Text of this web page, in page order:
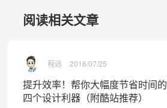
阅读相关文章
程远 2016/07/25
提升效率！帮你大幅度节省时间的
四个设计利器（附酷站推荐）